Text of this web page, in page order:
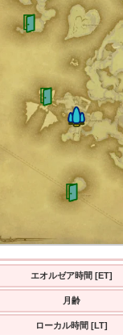
エオルゼア時間 [ET]
月齢
ローカル時間 [LT]